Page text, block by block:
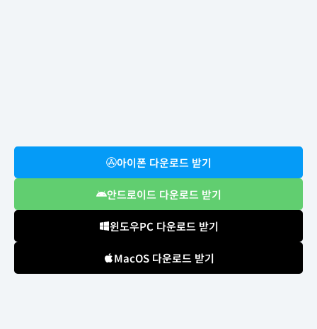
아이폰 다운로드 받기
안드로이드 다운로드 받기
윈도우PC 다운로드 받기
MacOS 다운로드 받기